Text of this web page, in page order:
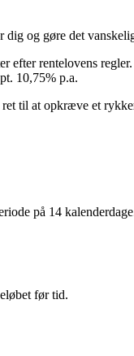
og gøre det
rentelovens
10,75% p.a.
til at opkræve et
på 14
før tid.